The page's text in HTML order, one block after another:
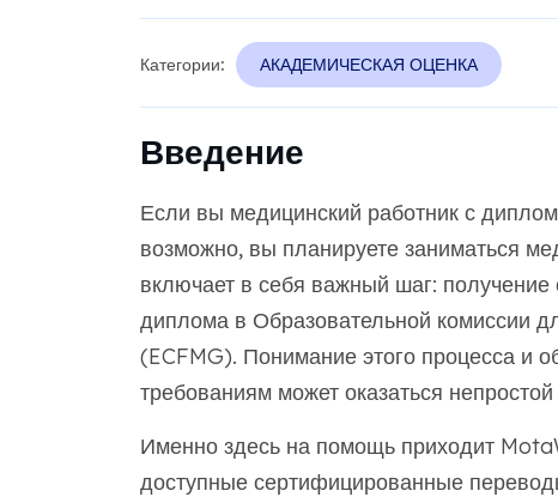
Категории: АКАДЕМИЧЕСКАЯ ОЦЕНКА
Введение
Если вы медицинский работник с
возможно, вы планируете заниматься
включает в себя важный шаг: получение
диплома в Образовательной комиссии
(ECFMG). Понимание этого процесса и
требованиям может оказаться
Именно здесь на помощь приходит
доступные сертифицированные